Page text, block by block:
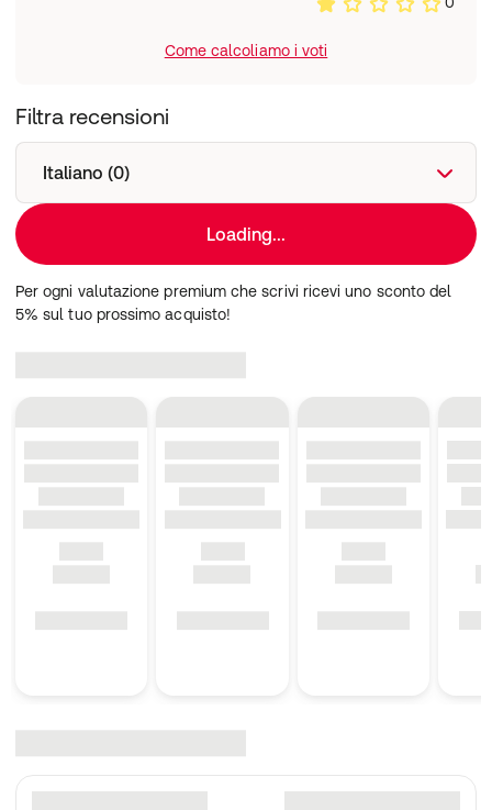
Come calcoliamo i voti
Filtra recensioni
Italiano (0)
Loading...
Per ogni valutazione premium che scrivi ricevi uno sconto del
5% sul tuo prossimo acquisto!